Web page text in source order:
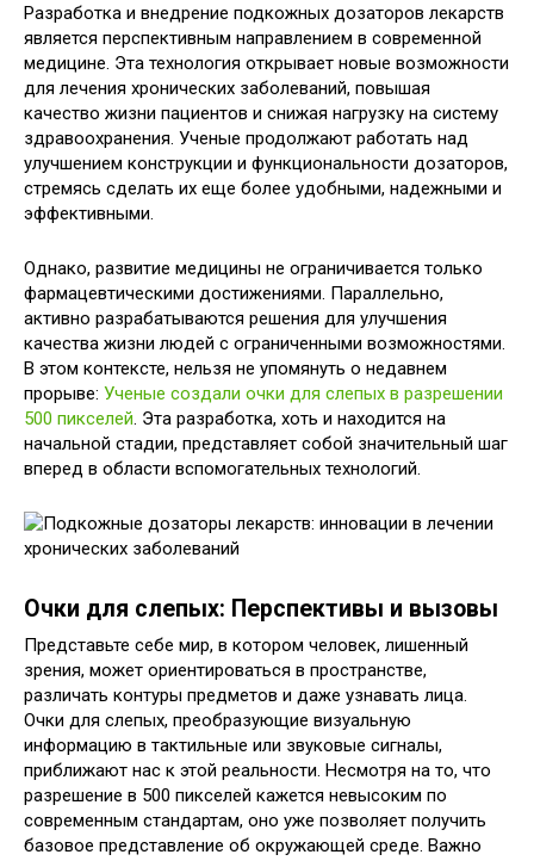
Разработка и внедрение подкожных дозаторов лекарств
является перспективным направлением в современной
медицине. Эта технология открывает новые возможности
для лечения хронических заболеваний, повышая
качество жизни пациентов и снижая нагрузку на систему
здравоохранения. Ученые продолжают работать над
улучшением конструкции и функциональности дозаторов,
стремясь сделать их еще более удобными, надежными и
эффективными.
Однако, развитие медицины не ограничивается только
фармацевтическими достижениями. Параллельно,
активно разрабатываются решения для улучшения
качества жизни людей с ограниченными возможностями.
В этом контексте, нельзя не упомянуть о недавнем
прорыве: Ученые создали очки для слепых в разрешении
500 пикселей. Эта разработка, хоть и находится на
начальной стадии, представляет собой значительный шаг
вперед в области вспомогательных технологий.
Очки для слепых: Перспективы и вызовы
Представьте себе мир, в котором человек, лишенный
зрения, может ориентироваться в пространстве,
различать контуры предметов и даже узнавать лица.
Очки для слепых, преобразующие визуальную
информацию в тактильные или звуковые сигналы,
приближают нас к этой реальности. Несмотря на то, что
разрешение в 500 пикселей кажется невысоким по
современным стандартам, оно уже позволяет получить
базовое представление об окружающей среде. Важно